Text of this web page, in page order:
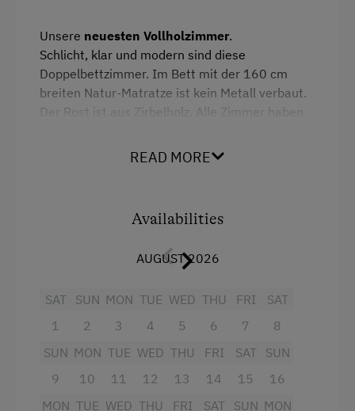
Unsere neuesten Vollholzimmer.
Schlicht, klar und modern sind diese
Doppelbettzimmer. Im Bett mit der 160 cm
breiten Natur-Matratze ist kein Metall verbaut.
Der Rost ist aus Zirbelholz. Alle Zimmer haben
Ulmen-Vollholz von der Bregenzerwälder
Balcony/terrace
Mountain view
Heating
READ MORE
Availabilities
AUGUST 2026
SAT
1
SUN
2
MON
3
TUE
4
WED
5
THU
6
FRI
7
SAT
8
SUN
9
MON
10
TUE
11
WED
12
THU
13
FRI
14
SAT
15
SUN
16
MON TUE WED THU
FRI
SAT
SUN MON